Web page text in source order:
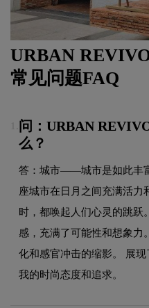
URBAN
常见问题FAQ
问：URBAN
么？
答：城市——城市是如此丰
座城市在日月之间充满活力
时，都唤起人们心灵的跳跃
感，充满了可能性和想象力
化和感官冲击的缩影。 展
我的时尚态度和追求。